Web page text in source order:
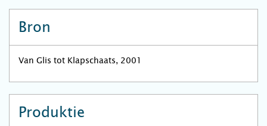
Bron
Van Glis tot Klapschaats, 2001
Produktie